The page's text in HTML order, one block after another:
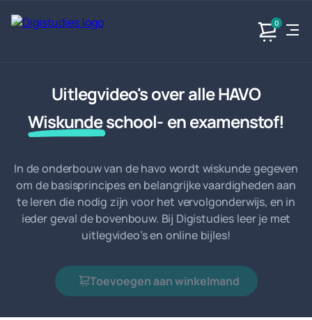
0
Geen
Taalvakken
Geen
vakken.
Maatschappijvakken
Geen vakken.
Producten
Uitlegvideo's over alle HAVO
Wiskundeschool- en examenstof!
In de onderbouw van de havo wordt wiskunde gegeven
om de basisprincipes en belangrijke vaardigheden aan
te leren die nodig zijn voor het vervolgonderwijs, en in
ieder geval de bovenbouw. Bij Digistudies leer je met
uitlegvideo’s en online bijles!
Toevoegen aan winkelmand